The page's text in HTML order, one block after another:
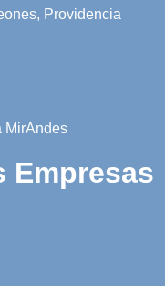
Providencia
MirAndes
Empresas